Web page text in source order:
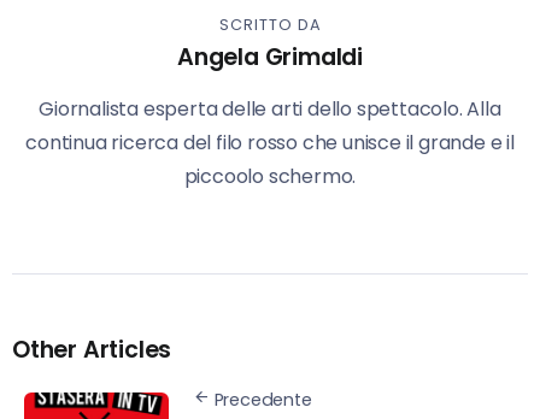
SCRITTO DA
Angela Grimaldi
Giornalista esperta delle arti dello spettacolo. Alla
continua ricerca del filo rosso che unisce il grande e il
piccoolo schermo.
Other Articles
Precedente